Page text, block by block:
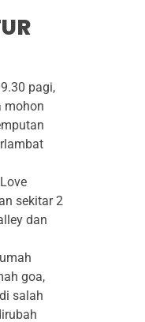
pagi,
mohon
sekitar 2
dan
goa,
salah